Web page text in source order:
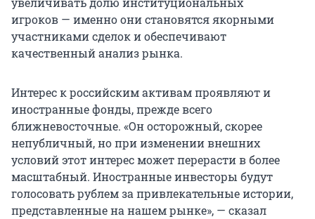
игроков — именно они становятся якорными
участниками сделок и обеспечивают
качественный анализ рынка.
Интерес к российским активам проявляют и
иностранные фонды, прежде всего
ближневосточные. «Он осторожный, скорее
непубличный, но при изменении внешних
условий этот интерес может перерасти в более
масштабный. Иностранные инвесторы будут
голосовать рублем за привлекательные истории,
представленные на нашем рынке», — сказал